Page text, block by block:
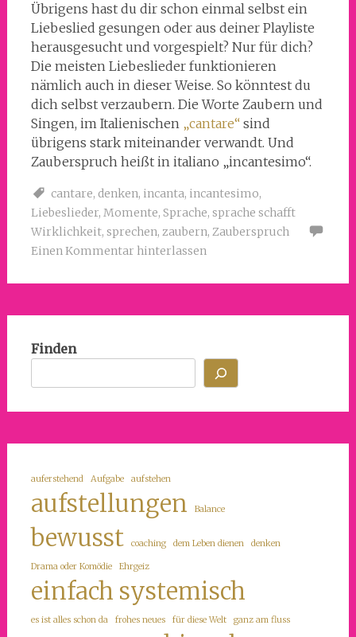
Übrigens hast du dir schon einmal selbst ein
Liebeslied gesungen oder aus deiner Playliste
herausgesucht und vorgespielt? Nur für dich?
Die meisten Liebeslieder funktionieren
nämlich auch in dieser Weise. So könntest du
dich selbst verzaubern. Die Worte Zaubern und
Singen, im Italienischen „cantare“ sind
übrigens stark miteinander verwandt. Und
Zauberspruch heißt in italiano „incantesimo“.
cantare, denken, incanta, incantesimo,
Liebeslieder, Momente, Sprache, sprache schafft
Wirklichkeit, sprechen, zaubern, Zauberspruch
Einen Kommentar hinterlassen
Finden
auferstehend Aufgabe aufstehen
aufstellungen Balance
bewusst coaching dem Leben dienen denken
Drama oder Komödie Ehrgeiz
einfach systemisch
es ist alles schon da frohes neues für diese Welt ganz am fluss